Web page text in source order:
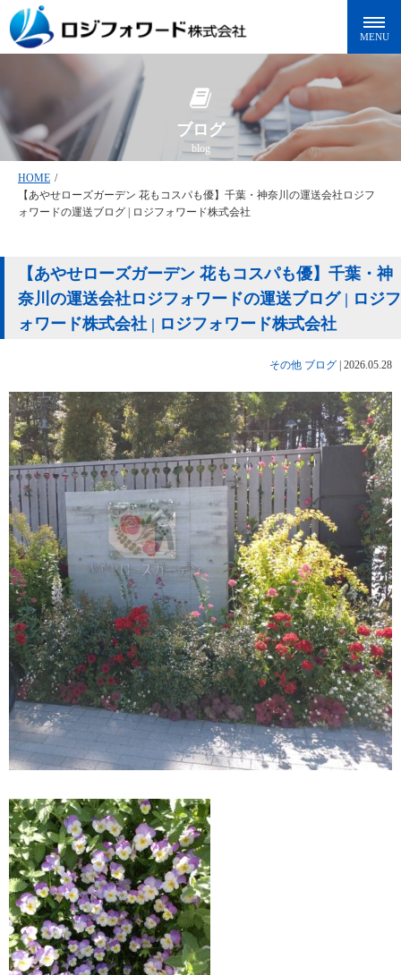
ブログ
blog
HOME /
【あやせローズガーデン 花もコスパも優】千葉・神奈川の運送会社ロジフ
ォワードの運送ブログ | ロジフォワード株式会社
【あやせローズガーデン 花もコスパも優】千葉・神
奈川の運送会社ロジフォワードの運送ブログ | ロジフ
ォワード株式会社 | ロジフォワード株式会社
その他 ブログ 2026.05.28